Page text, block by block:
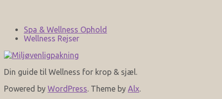
Spa & Wellness Ophold
Wellness Rejser
Din guide til Wellness for krop & sjæl.
Powered by WordPress. Theme by Alx.